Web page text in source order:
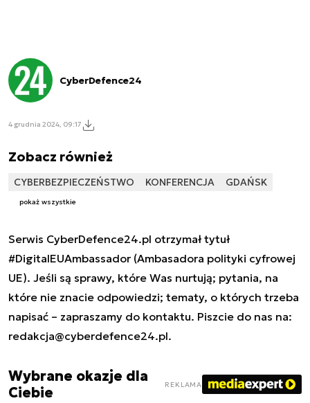
CyberDefence24
4 grudnia 2024, 09:17
Zobacz również
CYBERBEZPIECZEŃSTWO KONFERENCJA GDAŃSK
pokaż wszystkie
Serwis CyberDefence24.pl otrzymał tytuł
#DigitalEUAmbassador (Ambasadora polityki cyfrowej
UE). Jeśli są sprawy, które Was nurtują; pytania, na
które nie znacie odpowiedzi; tematy, o których trzeba
napisać – zapraszamy do kontaktu. Piszcie do nas na:
redakcja@cyberdefence24.pl.
Wybrane okazje dla
Ciebie
REKLAMA